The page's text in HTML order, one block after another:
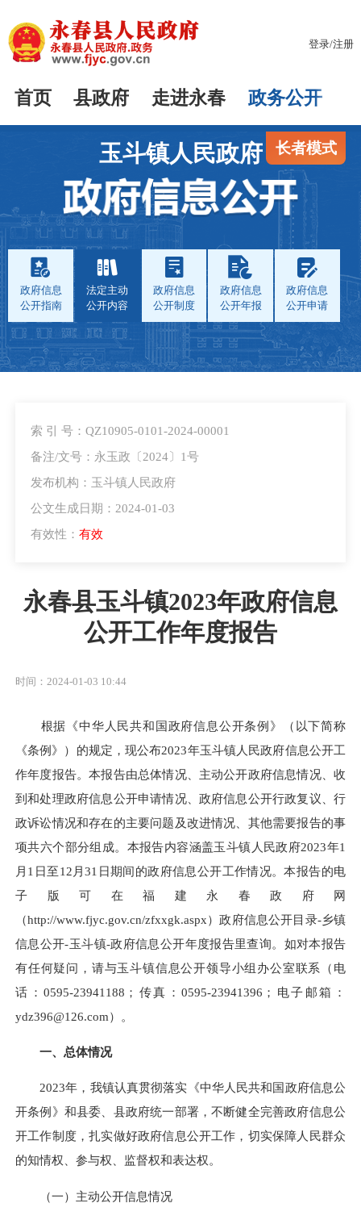
登录/注册
首页 县政府 走进永春 政务公开
长者模式
玉斗镇人民政府
政府信息
公开指南
法定主动
公开内容
政府信息
公开制度
政府信息
公开年报
政府信息
公开申请
索 引 号：QZ10905-0101-2024-00001
备注/文号：永玉政〔2024〕1号
发布机构：玉斗镇人民政府
公文生成日期：2024-01-03
有效性： 有效
永春县玉斗镇2023年政府信息
公开工作年度报告
时间：2024-01-03 10:44
根据《中华人民共和国政府信息公开条例》（以下简称
《条例》）的规定，现公布2023年玉斗镇人民政府信息公开工
作年度报告。本报告由总体情况、主动公开政府信息情况、收
到和处理政府信息公开申请情况、政府信息公开行政复议、行
政诉讼情况和存在的主要问题及改进情况、其他需要报告的事
项共六个部分组成。本报告内容涵盖玉斗镇人民政府2023年1
月1日至12月31日期间的政府信息公开工作情况。本报告的电
子版可在福建永春政府网
（http://www.fjyc.gov.cn/zfxxgk.aspx）政府信息公开目录-乡镇
信息公开-玉斗镇-政府信息公开年度报告里查询。如对本报告
有任何疑问，请与玉斗镇信息公开领导小组办公室联系（电
话：0595-23941188 ；传真：0595-23941396 ；电子邮箱：
ydz396@126.com）。
一、总体情况
2023年，我镇认真贯彻落实《中华人民共和国政府信息公
开条例》和县委、县政府统一部署，不断健全完善政府信息公
开工作制度，扎实做好政府信息公开工作，切实保障人民群众
的知情权、参与权、监督权和表达权。
（一）主动公开信息情况